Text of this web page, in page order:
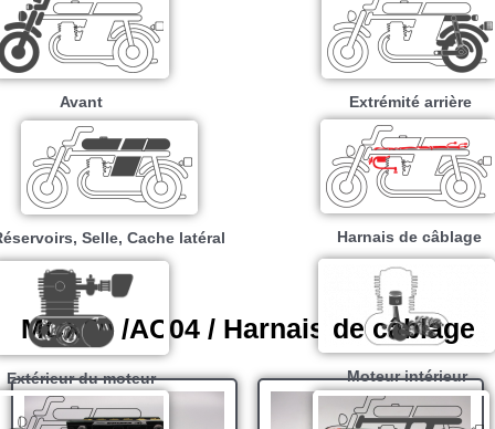
Avant Extrémité arrière
Selle, Cache latéral Harnais de câblage
Extérieur du moteur Moteur intérieur​
MCX50 /AC04 / Harnais de câblage